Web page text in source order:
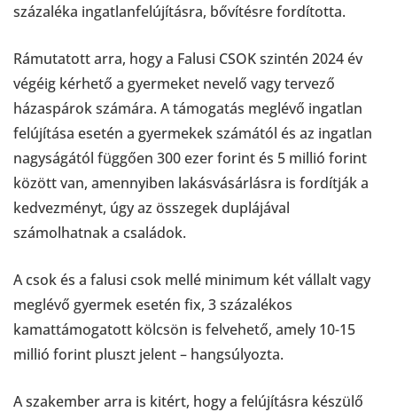
százaléka ingatlanfelújításra, bővítésre fordította.
Rámutatott arra, hogy a Falusi CSOK szintén 2024 év
végéig kérhető a gyermeket nevelő vagy tervező
házaspárok számára. A támogatás meglévő ingatlan
felújítása esetén a gyermekek számától és az ingatlan
nagyságától függően 300 ezer forint és 5 millió forint
között van, amennyiben lakásvásárlásra is fordítják a
kedvezményt, úgy az összegek duplájával
számolhatnak a családok.
A csok és a falusi csok mellé minimum két vállalt vagy
meglévő gyermek esetén fix, 3 százalékos
kamattámogatott kölcsön is felvehető, amely 10-15
millió forint pluszt jelent – hangsúlyozta.
A szakember arra is kitért, hogy a felújításra készülő